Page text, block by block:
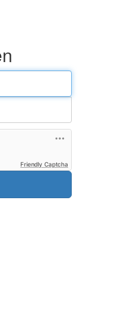
Friendly Captcha